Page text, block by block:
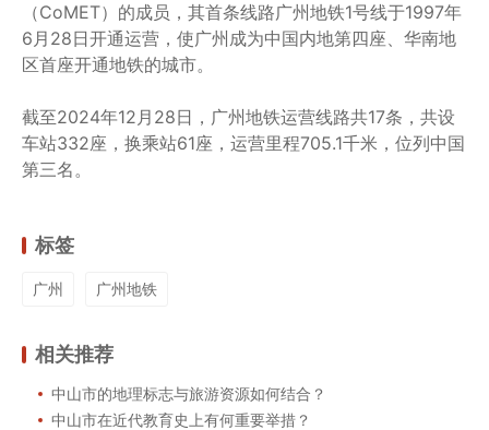
（CoMET）的成员，其首条线路广州地铁1号线于1997年
6月28日开通运营，使广州成为中国内地第四座、华南地
区首座开通地铁的城市。
截至2024年12月28日，广州地铁运营线路共17条，共设
车站332座，换乘站61座，运营里程705.1千米，位列中国
第三名。
标签
广州 广州地铁
相关推荐
中山市的地理标志与旅游资源如何结合？
中山市在近代教育史上有何重要举措？